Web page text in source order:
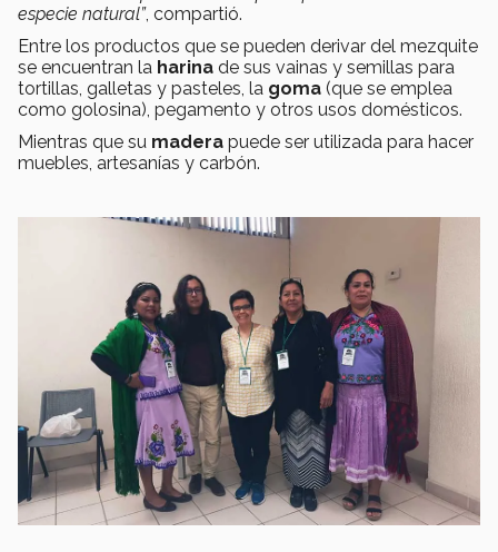
especie natural”, compartió.
Entre los productos que se pueden derivar del mezquite
se encuentran la harina de sus vainas y semillas para
tortillas, galletas y pasteles, la goma (que se emplea
como golosina), pegamento y otros usos domésticos.
Mientras que su madera puede ser utilizada para hacer
muebles, artesanías y carbón.